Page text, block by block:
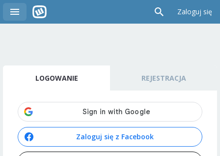
Zaloguj się
LOGOWANIE REJESTRACJA
Zaloguj się z Facebook